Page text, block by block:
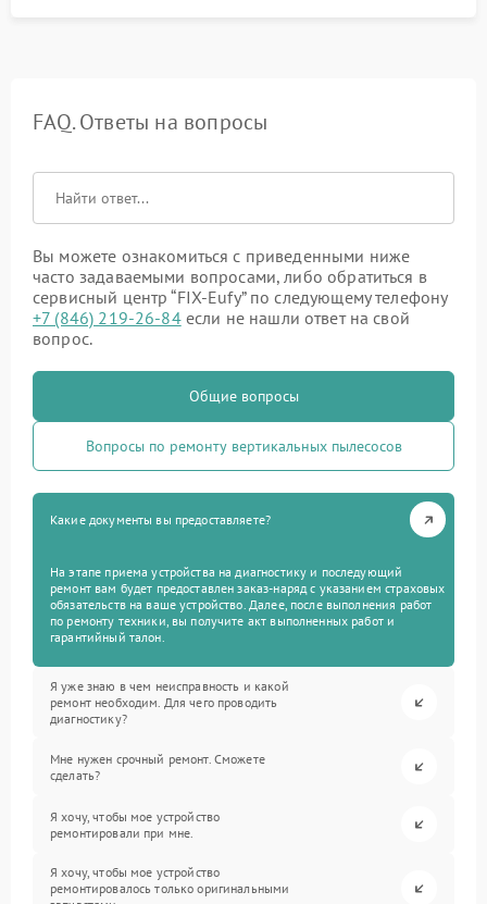
FAQ. Ответы на вопросы
Вы можете ознакомиться с приведенными ниже
часто задаваемыми вопросами, либо обратиться в
сервисный центр “FIX-Eufy” по следующему телефону
+7 (846) 219-26-84если не нашли ответ на свой
вопрос.
Общие вопросы
Вопросы по ремонту вертикальных пылесосов
Какие документы вы предоставляете?
На этапе приема устройства на диагностику и последующий
ремонт вам будет предоставлен заказ-наряд с указанием страховых
обязательств на ваше устройство. Далее, после выполнения работ
по ремонту техники, вы получите акт выполненных работ и
гарантийный талон.
Я уже знаю в чем неисправность и какой
ремонт необходим. Для чего проводить
диагностику?
Мне нужен срочный ремонт. Сможете
сделать?
Я хочу, чтобы мое устройство
ремонтировали при мне.
Я хочу, чтобы мое устройство
ремонтировалось только оригинальными